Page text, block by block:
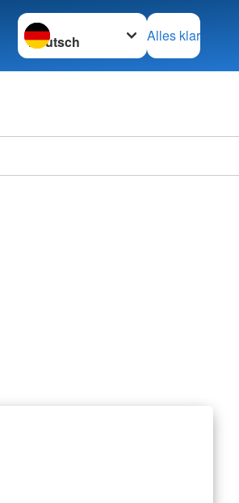
Sprache wechseln zu
Alles klar